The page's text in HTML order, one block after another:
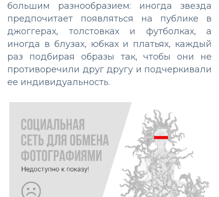
большим разнообразием: иногда звезда
предпочитает появляться на публике в
джоггерах, толстовках и футболках, а
иногда в блузах, юбках и платьях, каждый
раз подбирая образы так, чтобы они не
противоречили друг другу и подчеркивали
ее индивидуальность.